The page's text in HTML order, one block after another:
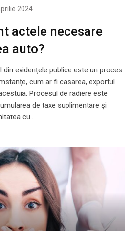
2024
actele necesare
auto?
din evidențele publice este un proces
cum ar fi casarea, exportul
Procesul de radiere este
de taxe suplimentare și
cu…